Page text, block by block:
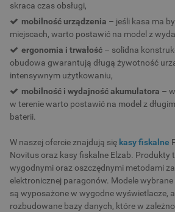
skraca czas obsługi,
mobilność urządzenia – jeśli kasa ma
miejscach, warto postawić na model z
ergonomia i trwałość – solidna
obudowa gwarantują długą żywotność
intensywnym użytkowaniu,
mobilność i wydajność akumulatora –
w terenie warto postawić na model z
baterii.
W naszej ofercie znajdują się kasy fiskalne
Novitus oraz kasy fiskalne Elzab. Produkty
wygodnymi oraz oszczędnymi metodami
elektronicznej paragonów. Modele
są wyposażone w wygodne wyświetlacze,
rozbudowane bazy danych, które w